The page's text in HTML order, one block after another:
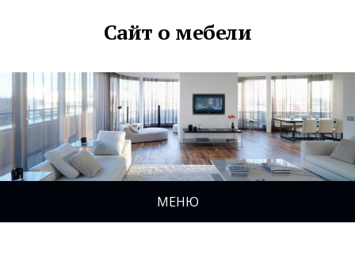
Сайт о мебели
МЕНЮ